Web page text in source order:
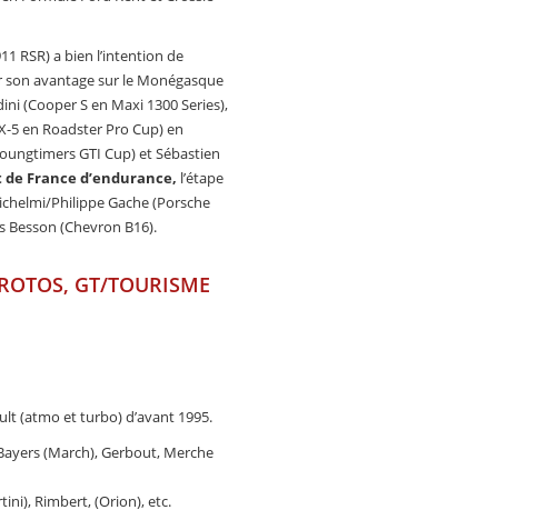
RSR) a bien l’intention de
avantage sur le Monégasque
(Cooper S en Maxi 1300 Series),
5 en Roadster Pro Cup) en
GTI Cup) et Sébastien
France d’endurance, l’étape
Philippe Gache (Porsche
Besson (Chevron B16).
GT/TOURISME
(atmo et turbo) d’avant 1995.
(March), Gerbout, Merche
Rimbert, (Orion), etc.